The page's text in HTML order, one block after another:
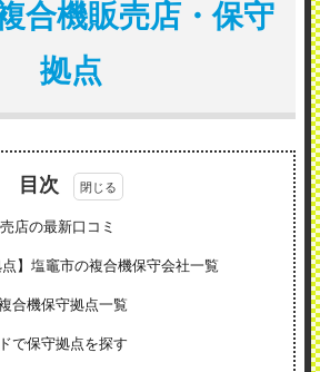
合機販売店・保守
拠点
目次
店の最新口コミ
点】塩竈市の複合機保守会社一覧
合機保守拠点一覧
で保守拠点を探す